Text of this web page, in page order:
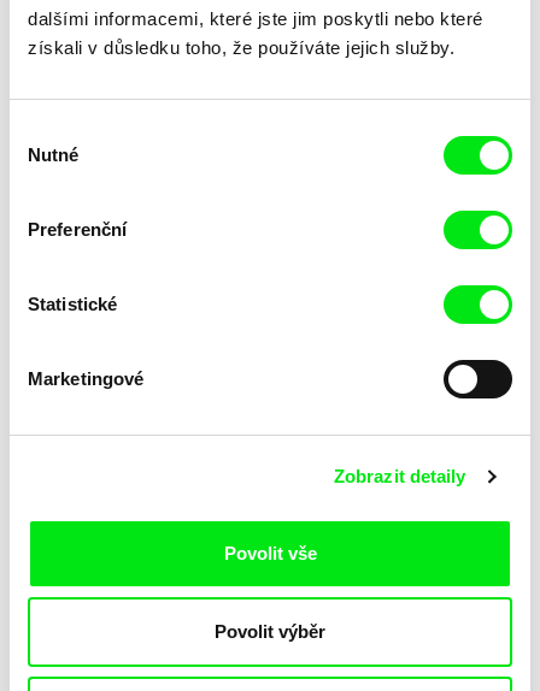
dalšími informacemi, které jste jim poskytli nebo které
získali v důsledku toho, že používáte jejich služby.
souhlasu
Nutné
Preferenční
Statistické
Marketingové
Zobrazit detaily
Povolit vše
Povolit výběr
Pomněnka
Ru Kuwahata, Max Porter
Linda Kallistová Jablonská
Taye Cimon, Pierre Coëz,
Manuarii Morel, Romain